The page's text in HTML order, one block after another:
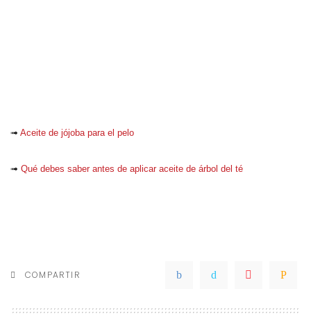
➟ Aceite de jójoba para el pelo
➟ Qué debes saber antes de aplicar aceite de árbol del té
COMPARTIR